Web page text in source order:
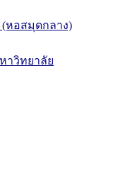
หอสมุดกลาง)
าวิทยาลัย